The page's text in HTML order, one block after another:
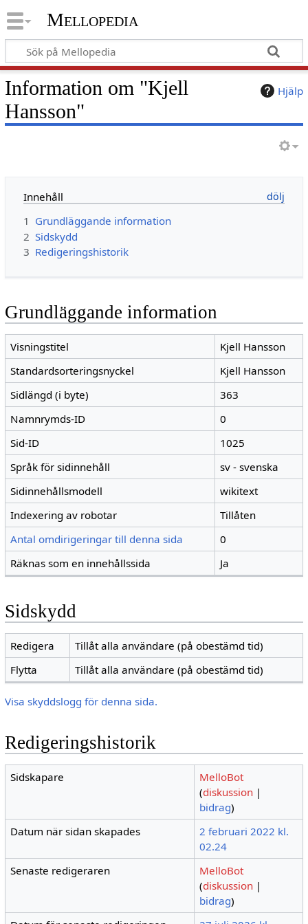
Mellopedia
Hjälp
Information om "Kjell
Hansson"
Innehåll
1 Grundläggande information
2 Sidskydd
3 Redigeringshistorik
Grundläggande information
Visningstitel
Kjell Hansson
Standardsorteringsnyckel
Kjell Hansson
Sidlängd (i byte)
363
Namnrymds-ID
0
Sid-ID
1025
Språk för sidinnehåll
sv - svenska
Sidinnehållsmodell
wikitext
Indexering av robotar
Tillåten
Antal omdirigeringar till denna sida
0
Räknas som en innehållssida
Ja
Sidskydd
Redigera
Tillåt alla användare (på obestämd tid)
Flytta
Tillåt alla användare (på obestämd tid)
Visa skyddslogg för denna sida.
Redigeringshistorik
Sidskapare
MelloBot
(diskussion |
bidrag)
Datum när sidan skapades
2 februari 2022 kl.
02.24
Senaste redigeraren
MelloBot
(diskussion |
bidrag)